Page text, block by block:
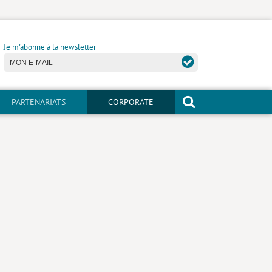
Je m'abonne à la newsletter
PARTENARIATS CORPORATE